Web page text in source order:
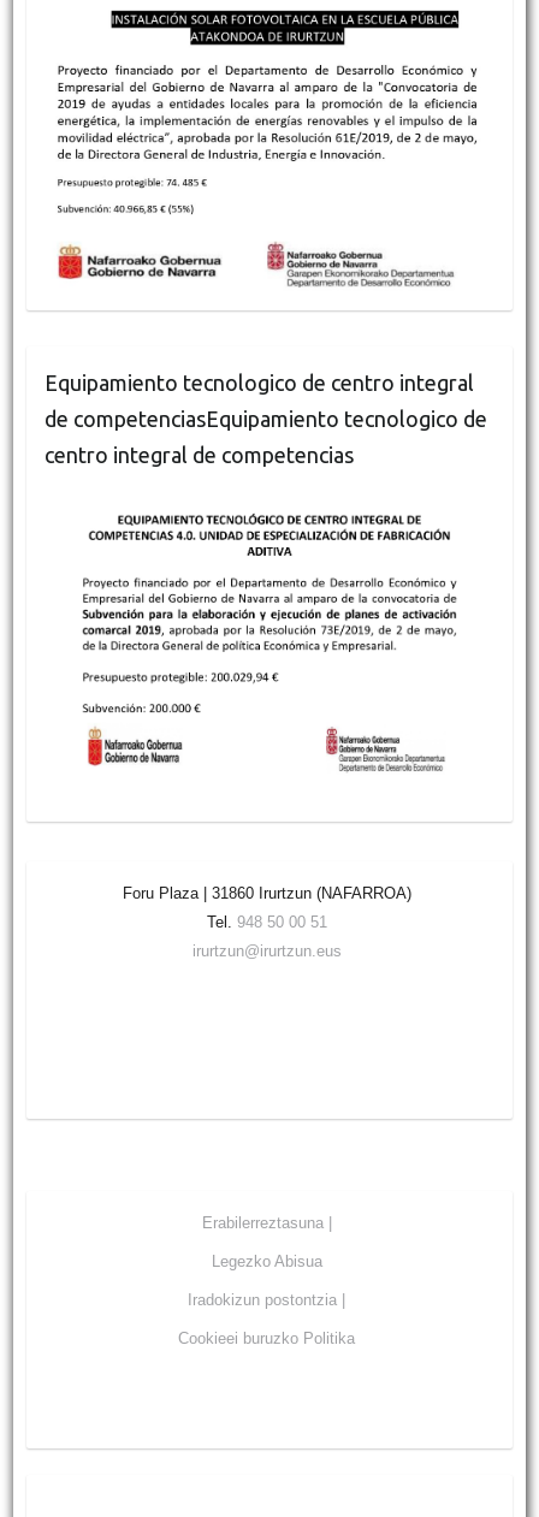
Equipamiento tecnologico de centro integral
de competenciasEquipamiento tecnologico de
centro integral de competencias
Foru Plaza | 31860 Irurtzun (NAFARROA)
Tel. 948 50 00 51
irurtzun@irurtzun.eus
Erabilerreztasuna |
Legezko Abisua
Iradokizun postontzia |
Cookieei buruzko Politika